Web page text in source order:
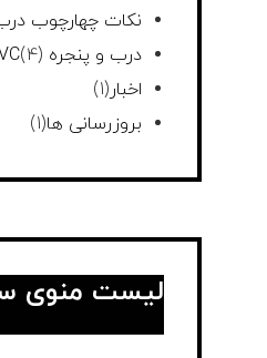
نکات چهارچوب
درب و پنجره UPVC (4)
اخبار(1)
بروزرسانی ها(1)
لیست منوی